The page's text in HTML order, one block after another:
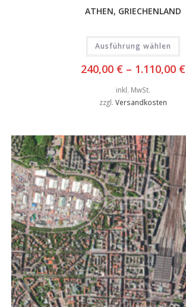
ATHEN, GRIECHENLAND
Ausführung wählen
240,00 € – 1.110,00 €
inkl. MwSt.
zzgl. Versandkosten